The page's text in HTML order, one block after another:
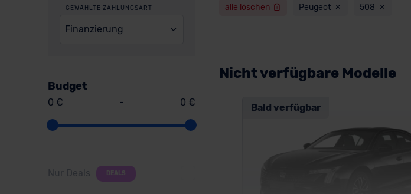
GEWÄHLTE ZAHLUNGSART
Finanzierung
Budget
0 € - 0 €
Nur Deals DEALS
alle löschen Peugeot 508
Nicht verfügbare Modelle
Bald verfügbar